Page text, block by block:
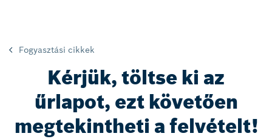
Fogyasztási cikkek
Kérjük, töltse ki az
űrlapot, ezt követően
megtekintheti a felvételt!